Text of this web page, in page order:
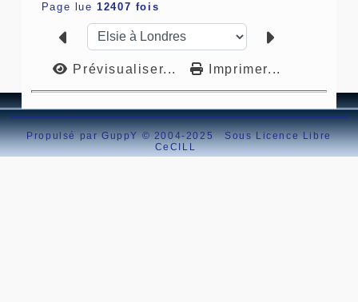
Page lue12407 fois
Prévisualiser... Imprimer...
Propulsé par GuppY© 2004-2025 Sous Licence Libre
CeCILL